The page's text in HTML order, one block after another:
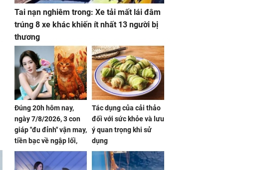
Tai nạn nghiêm trong: Xe tải mất lái đâm
trúng 8 xe khác khiến ít nhất 13 người bị
thương
Đúng 20h hôm nay,
ngày 7/8/2026, 3 con
giáp "đu đỉnh" vận may,
tiền bạc về ngập lối,
đón lộc ấm no, tình
tiền viên mãn
Tác dụng của cải thảo
đối với sức khỏe và lưu
ý quan trọng khi sử
dụng